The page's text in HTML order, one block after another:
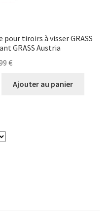
tiroirs à visser GRASS
GRASS Austria
€
Ajouter au panier